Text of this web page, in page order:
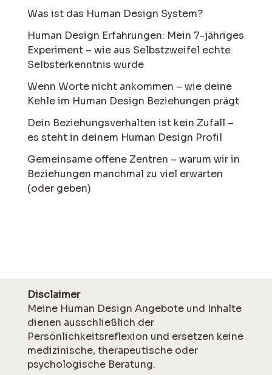
Was ist das Human Design System?
Human Design Erfahrungen: Mein 7-jähriges
Experiment – wie aus Selbstzweifel echte
Selbsterkenntnis wurde
Wenn Worte nicht ankommen – wie deine
Kehle im Human Design Beziehungen prägt
Dein Beziehungsverhalten ist kein Zufall –
es steht in deinem Human Design Profil
Gemeinsame offene Zentren – warum wir in
Beziehungen manchmal zu viel erwarten
(oder geben)
Disclaimer
Meine Human Design Angebote und Inhalte
dienen ausschließlich der
Persönlichkeitsreflexion und ersetzen keine
medizinische, therapeutische oder
psychologische Beratung.